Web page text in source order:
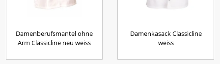
Damenberufsmantel ohne
Arm Classicline neu weiss
Damenkasack Classicline
weiss